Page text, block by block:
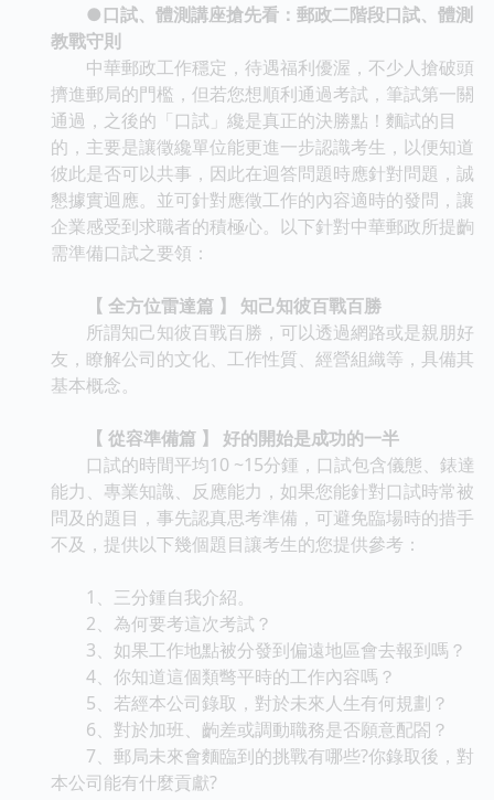
●口試、體測講座搶先看：郵政二階段口試、體測
教戰守則
中華郵政工作穩定，待遇福利優渥，不少人搶破頭
擠進郵局的門檻，但若您想順利通過考試，筆試第一關
通過，之後的「口試」纔是真正的決勝點！麵試的目
的，主要是讓徵纔單位能更進一步認識考生，以便知道
彼此是否可以共事，因此在迴答問題時應針對問題，誠
懇據實迴應。並可針對應徵工作的內容適時的發問，讓
企業感受到求職者的積極心。以下針對中華郵政所提齣
需準備口試之要領：
【 全方位雷達篇 】 知己知彼百戰百勝
所謂知己知彼百戰百勝，可以透過網路或是親朋好
友，瞭解公司的文化、工作性質、經營組織等，具備其
基本概念。
【 從容準備篇 】 好的開始是成功的一半
口試的時間平均10 ~15分鍾，口試包含儀態、錶達
能力、專業知識、反應能力，如果您能針對口試時常被
問及的題目，事先認真思考準備，可避免臨場時的措手
不及，提供以下幾個題目讓考生的您提供參考：
1、三分鍾自我介紹。
2、為何要考這次考試？
3、如果工作地點被分發到偏遠地區會去報到嗎？
4、你知道這個類彆平時的工作內容嗎？
5、若經本公司錄取，對於未來人生有何規劃？
6、對於加班、齣差或調動職務是否願意配閤？
7、郵局未來會麵臨到的挑戰有哪些?你錄取後，對
本公司能有什麼貢獻?